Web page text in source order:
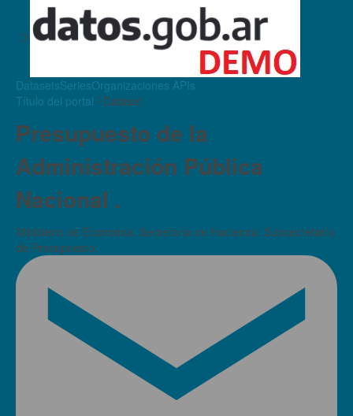
DatasetsSeriesOrganizaciones APIs
Título del portal / Dataset
Presupuesto de la
Administración Pública
Nacional .
Ministerio de Economía. Secretaría de Hacienda. Subsecretaría
de Presupuesto.